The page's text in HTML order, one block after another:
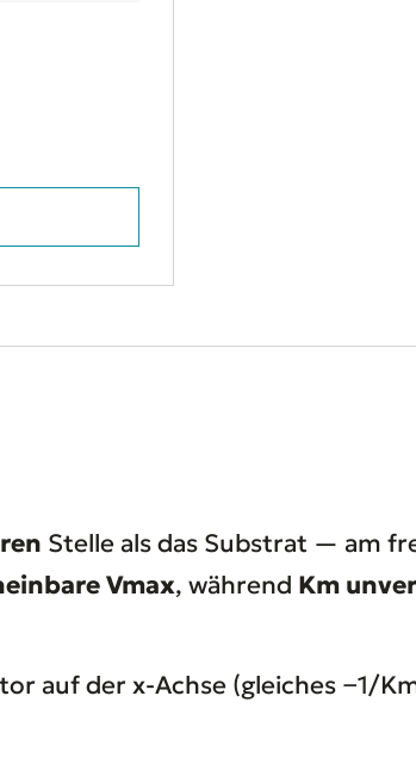
Stelle als das Substrat — am
Vmax, während Km
auf der x-Achse (gleiches −1/